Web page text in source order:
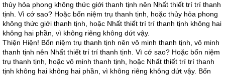
thủy hỏa phong không thức giới thanh tịnh nên Nhất thiết trí trí thanh
tịnh. Vì cớ sao? Hoặc bốn niệm trụ thanh tịnh, hoặc thủy hỏa phong
không thức giới thanh tịnh, hoặc Nhất thiết trí trí thanh tịnh không hai
không hai phần, vì không riêng không dứt vậy.
Thiện Hiện! Bốn niệm trụ thanh tịnh nên vô minh thanh tịnh, vô minh
thanh tịnh nên Nhất thiết trí trí thanh tịnh. Vì cớ sao? Hoặc bốn niệm
trụ thanh tịnh, hoặc vô minh thanh tịnh, hoặc Nhất thiết trí trí thanh
tịnh không hai không hai phần, vì không riêng không dứt vậy. Bốn